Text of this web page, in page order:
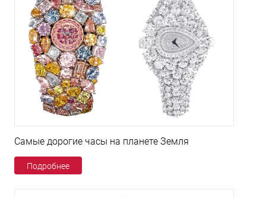
Самые дорогие часы на планете Земля
Подробнее